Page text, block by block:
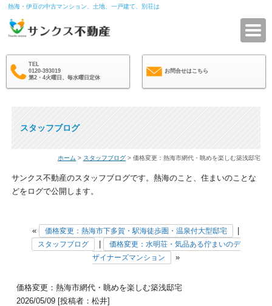
熱海・伊豆の中古マンション、土地、一戸建て、別荘は
TEL
0120-393019
第2・4火曜日、毎水曜日定休
お問合せはこちら
スタッフブログ
ホーム > スタッフブログ > 価格変更：熱海市網代・眺めを楽しむ築浅邸宅
サンクス不動産のスタッフブログです。熱海のこと、住まいのことな
どをログで公開します。
« 価格変更：熱海市下多賀・駅海徒歩圏・温泉付大型邸宅
スタッフブログ
価格変更：水明荘・気品ある佇まいのデ
ザイナーズマンション
»
価格変更：熱海市網代・眺めを楽しむ築浅邸宅
2026/05/09 [投稿者：松井]